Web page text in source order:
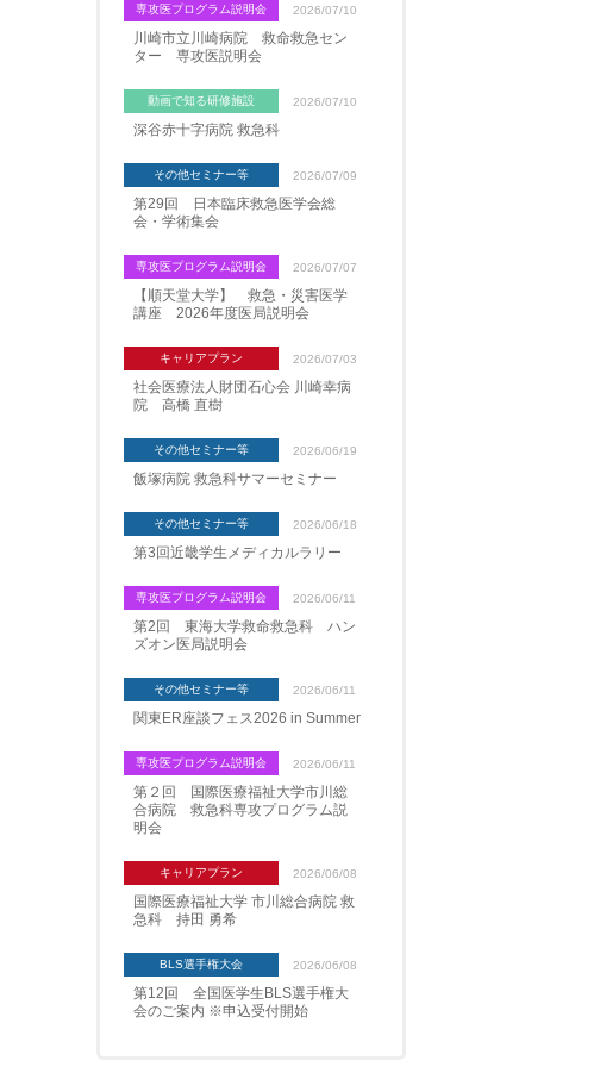
専攻医プログラム説明会 2026/07/10
川崎市立川崎病院 救命救急セン
ター 専攻医説明会
動画で知る研修施設 2026/07/10
深谷赤十字病院 救急科
その他セミナー等 2026/07/09
第29回 日本臨床救急医学会総
会・学術集会
専攻医プログラム説明会 2026/07/07
【順天堂大学】 救急・災害医学
講座 2026年度医局説明会
キャリアプラン 2026/07/03
社会医療法人財団石心会 川崎幸病
院 高橋 直樹
その他セミナー等 2026/06/19
飯塚病院 救急科サマーセミナー
その他セミナー等 2026/06/18
第3回近畿学生メディカルラリー
専攻医プログラム説明会 2026/06/11
第2回 東海大学救命救急科 ハン
ズオン医局説明会
その他セミナー等 2026/06/11
関東ER座談フェス2026 in Summer
専攻医プログラム説明会 2026/06/11
第２回 国際医療福祉大学市川総
合病院 救急科専攻プログラム説
明会
キャリアプラン 2026/06/08
国際医療福祉大学 市川総合病院 救
急科 持田 勇希
BLS選手権大会 2026/06/08
第12回 全国医学生BLS選手権大
会のご案内 ※申込受付開始